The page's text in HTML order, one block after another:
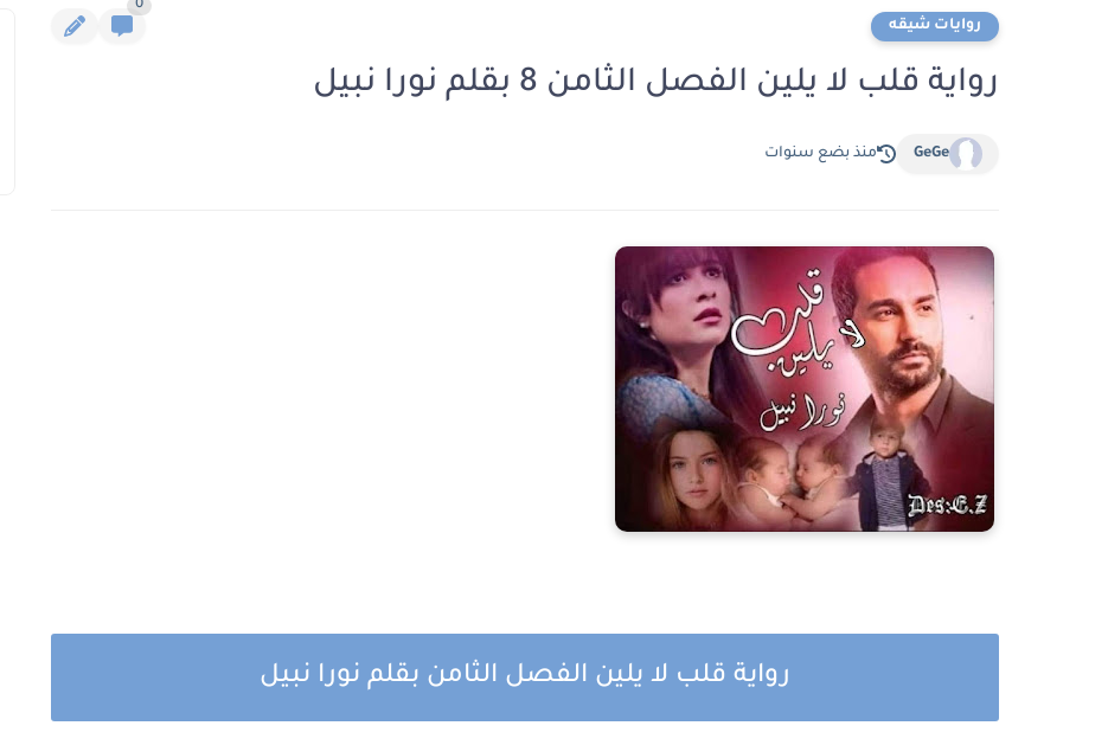
روايات شيقه
0
رواية قلب لا يلين الفصل الثامن 8 بقلم نورا نبيل
GeGe منذ بضع سنوات
رواية قلب لا يلين الفصل الثامن بقلم نورا نبيل